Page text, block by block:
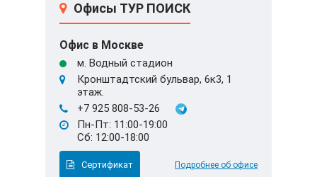
Офисы ТУР ПОИСК
Офис в Москве
м. Водный стадион
Кронштадтский бульвар, 6к3, 1
этаж.
+7 925 808-53-26
Пн-Пт: 11:00-19:00
Сб: 12:00-18:00
Сертификат Подробнее об офисе